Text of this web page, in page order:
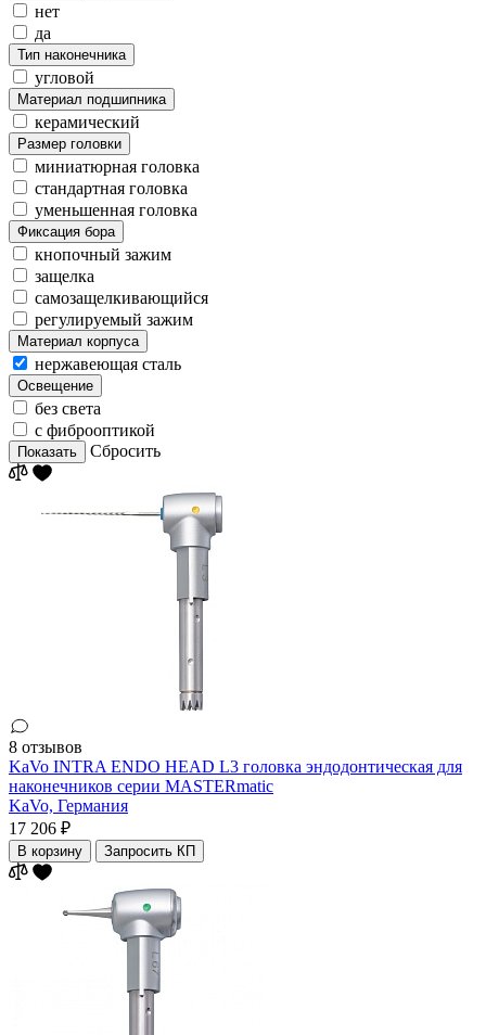
нет
да
Тип наконечника
угловой
Материал подшипника
керамический
Размер головки
миниатюрная головка
стандартная головка
уменьшенная головка
Фиксация бора
кнопочный зажим
защелка
самозащелкивающийся
регулируемый зажим
Материал корпуса
нержавеющая сталь
Освещение
без света
с фиброоптикой
Показать Сбросить
8 отзывов
KaVo INTRA ENDO HEAD L3 головка эндодонтическая для
наконечников серии MASTERmatic
KaVo, Германия
17 206 ₽
В корзину Запросить КП